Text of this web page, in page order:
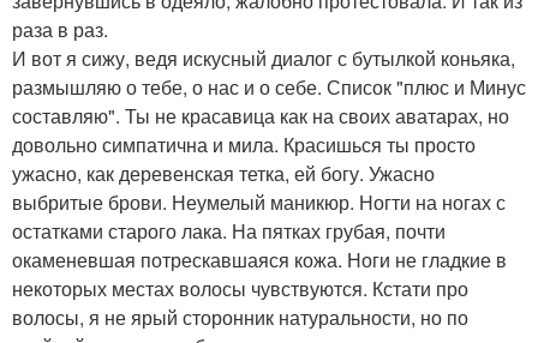
раза в раз.
И вот я сижу, ведя искусный диалог с бутылкой коньяка,
размышляю о тебе, о нас и о себе. Список "плюс и Минус
составляю". Ты не красавица как на своих аватарах, но
довольно симпатична и мила. Красишься ты просто
ужасно, как деревенская тетка, ей богу. Ужасно
выбритые брови. Неумелый маникюр. Ногти на ногах с
остатками старого лака. На пятках грубая, почти
окаменевшая потрескавшаяся кожа. Ноги не гладкие в
некоторых местах волосы чувствуются. Кстати про
волосы, я не ярый сторонник натуральности, но по